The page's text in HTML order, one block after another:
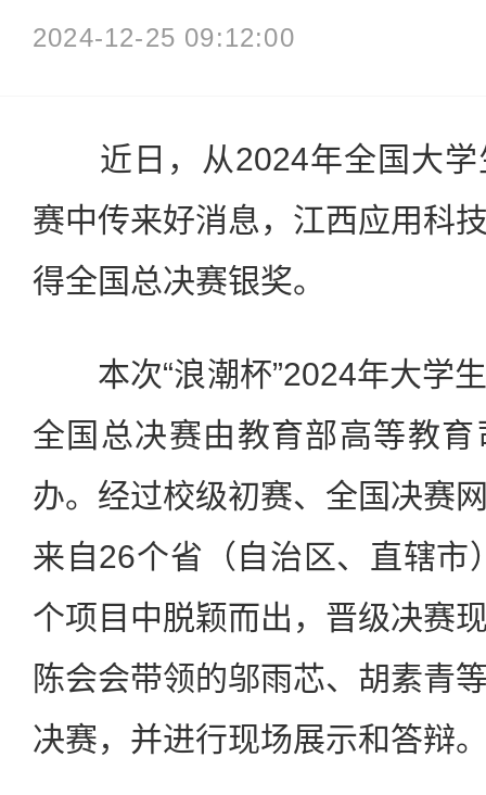
2024-12-25 09:12:00
近日，从2024年全国大学
赛中传来好消息，江西应用科
得全国总决赛银奖。
本次“浪潮杯”2024年大学
全国总决赛由教育部高等教
办。经过校级初赛、全国决赛
来自26个省（自治区、直辖市
个项目中脱颖而出，晋级决赛
陈会会带领的邬雨芯、胡素青
决赛，并进行现场展示和答辩